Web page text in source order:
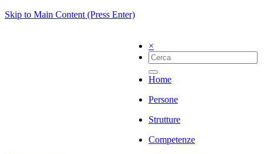
Skip to Main Content (Press Enter)
×
Home
Persone
Strutture
Competenze